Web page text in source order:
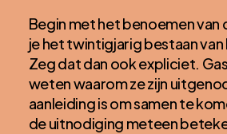
Begin met het benoemen van
je het twintigjarig bestaan
Zeg dat dan ook expliciet.
weten waarom ze zijn
aanleiding is om samen te
de uitnodiging meteen